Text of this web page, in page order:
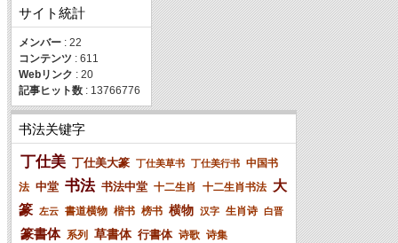
サイト統計
メンバー : 22
コンテンツ : 611
Webリンク : 20
記事ヒット数 : 13766776
书法关键字
丁仕美 丁仕美大篆 丁仕美草书 丁仕美行书 中国书
法 中堂 书法 书法中堂 十二生肖 十二生肖书法 大
篆 左云 書道横物 楷书 榜书 横物 汉字 生肖诗 白晋
篆書体 系列 草書体 行書体 诗歌 诗集